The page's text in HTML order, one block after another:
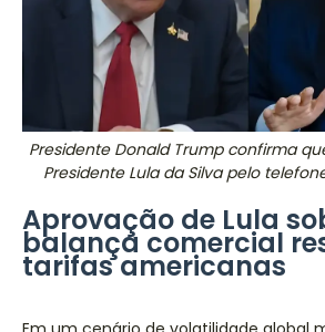
Presidente Donald Trump confirma
Presidente Lula da Silva pelo
Aprovação de Lula
balança comercial
tarifas americanas